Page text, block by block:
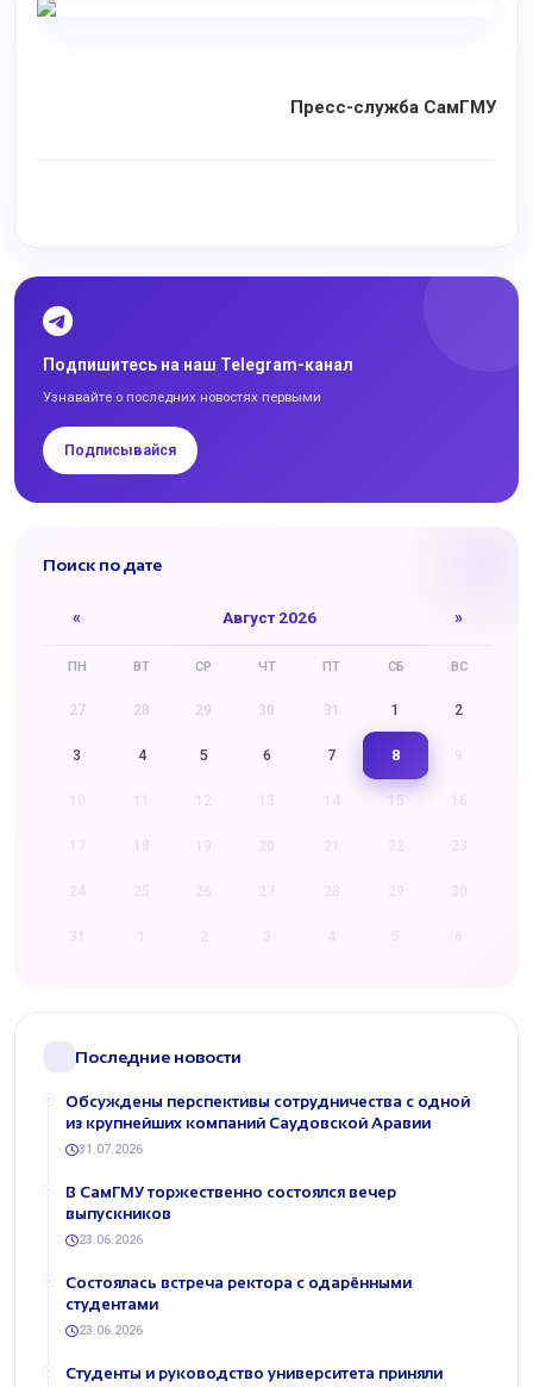
Пресс-служба СамГМУ
Подпишитесь на наш Telegram-канал
Узнавайте о последних новостях первыми
Подписывайся
Поиск по дате
« Август 2026 »
ПН ВТ СР ЧТ ПТ СБ ВС
27 28 29 30 31 1 2
3 4 5 6 7 8
15 16
22 23
28 29 30
4 5 6
Последние новости
Обсуждены перспективы сотрудничества с одной
из крупнейших компаний Саудовской Аравии
31.07.2026
В СамГМУ торжественно состоялся вечер
выпускников
23.06.2026
Состоялась встреча ректора с одарёнными
студентами
23.06.2026
Студенты и руководство университета приняли